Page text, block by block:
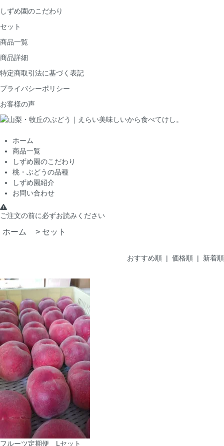
しずめ園のこだわり
セット
商品一覧
商品詳細
特定商取引法に基づく表記
プライバシーポリシー
お客様の声
ホーム
商品一覧
しずめ園のこだわり
桃・ぶどうの品種
しずめ園紹介
お問い合わせ
ご注文の前に必ずお読みください
ホーム > セット
おすすめ順 | 価格順 | 新着順
フルーツ定期便 Lセット